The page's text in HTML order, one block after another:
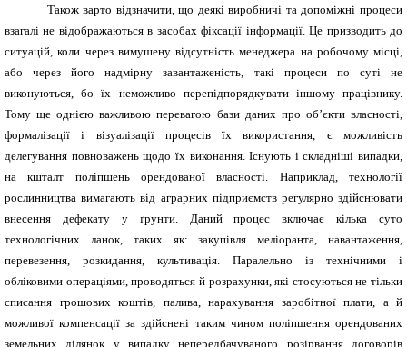
Також варто відзначити, що деякі виробничі та допоміжні процеси
взагалі не відображаються в засобах фіксації інформації. Це призводить до
ситуацій, коли через вимушену відсутність менеджера на робочому місці,
або через його надмірну завантаженість, такі процеси по суті не
виконуються, бо їх неможливо перепідпорядкувати іншому працівнику.
Тому ще однією важливою перевагою бази даних про об’єкти власності,
формалізації і візуалізації процесів їх використання, є можливість
делегування повноважень щодо їх виконання. Існують і складніші випадки,
на кшталт поліпшень орендованої власності. Наприклад, технології
рослинництва вимагають від аграрних підприємств регулярно здійснювати
внесення дефекату у ґрунти. Даний процес включає кілька суто
технологічних ланок, таких як: закупівля меліоранта, навантаження,
перевезення, розкидання, культивація. Паралельно із технічними і
обліковими операціями, проводяться й розрахунки, які стосуються не тільки
списання грошових коштів, палива, нарахування заробітної плати, а й
можливої компенсації за здійснені таким чином поліпшення орендованих
земельних ділянок у випадку непередбачуваного розірвання договорів